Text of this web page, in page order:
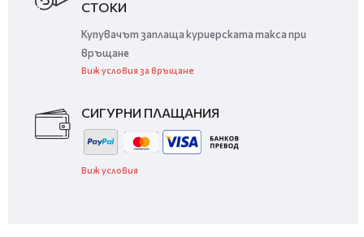
СТОКИ
Купувачът заплаща куриерската такса при
връщане
Виж условия за връщане
СИГУРНИ ПЛАЩАНИЯ
Виж условия